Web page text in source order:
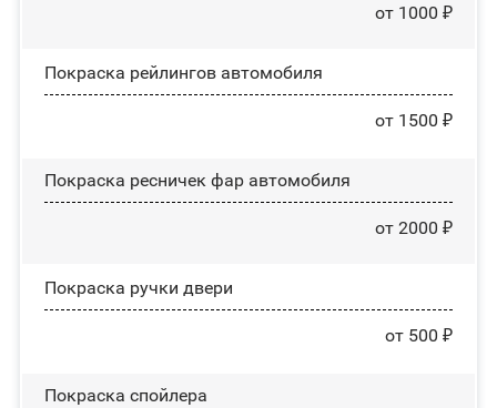
от 1000 ₽
Покраска рейлингов автомобиля
от 1500 ₽
Покраска ресничек фар автомобиля
от 2000 ₽
Покраска ручки двери
от 500 ₽
Покраска спойлера